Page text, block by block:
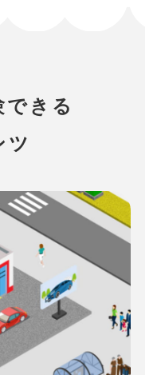
きる
ツ